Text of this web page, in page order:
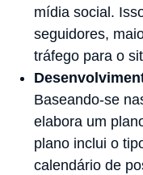
mídia social.
seguidores,
tráfego para o
Baseando-se
elabora um
plano inclui o
calendário de